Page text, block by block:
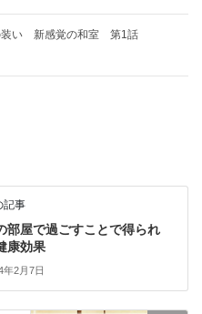
装い 新感覚の和室 第1話
記事
部屋で過ごすことで得られ
康効果
年2月7日